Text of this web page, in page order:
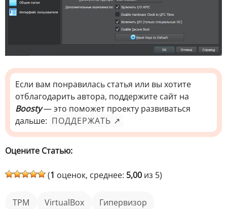
Если вам понравилась статья или вы хотите
отблагодарить автора, поддержите сайт на
Boosty— это поможет проекту развиваться
дальше: ПОДДЕРЖАТЬ ↗
Оцените Статью:
(1 оценок, среднее: 5,00 из 5)
TPM VirtualBox
гипервизор